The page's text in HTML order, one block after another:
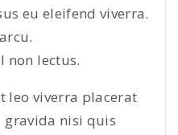
eu eleifend viverra.
non lectus.
leo viverra placerat
nisi quis